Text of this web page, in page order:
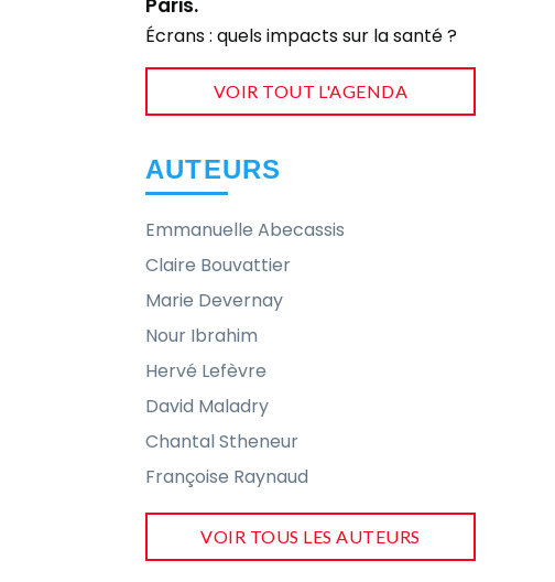
Paris.
Écrans : quels impacts sur la santé ?
VOIR TOUT L'AGENDA
AUTEURS
Emmanuelle Abecassis
Claire Bouvattier
Marie Devernay
Nour Ibrahim
Hervé Lefèvre
David Maladry
Chantal Stheneur
Françoise Raynaud
VOIR TOUS LES AUTEURS